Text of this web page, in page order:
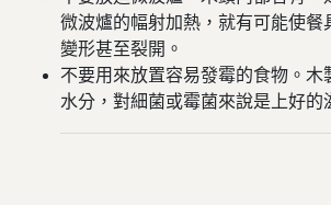
微波爐的幅射加熱，就有可能使餐
變形甚至裂開。
不要用來放置容易發霉的食物。木
水分，對細菌或霉菌來說是上好的